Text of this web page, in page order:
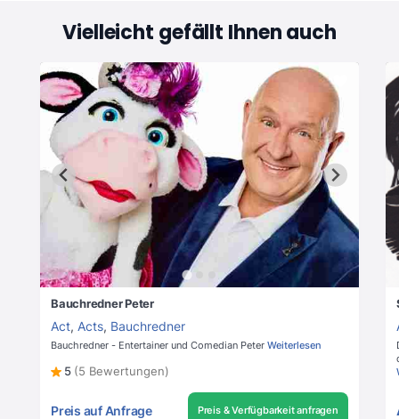
Vielleicht gefällt Ihnen auch
Bauchredner Peter
Act, Acts, Bauchredner
Bauchredner - Entertainer und Comedian Peter Weiterlesen
5 (5 Bewertungen)
Preis auf Anfrage Preis & Verfügbarkeit anfragen